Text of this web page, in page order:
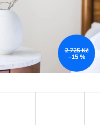
2 725 Kč
–15 %